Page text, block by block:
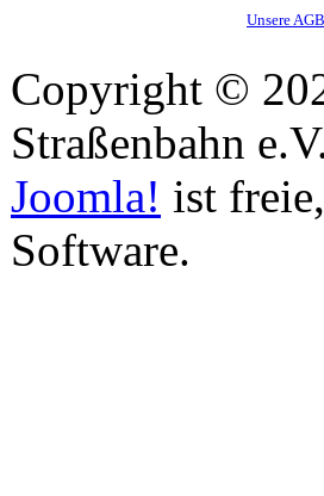
Unsere AGB
Copyright ©
Straßenbahn
Joomla! ist
Software.